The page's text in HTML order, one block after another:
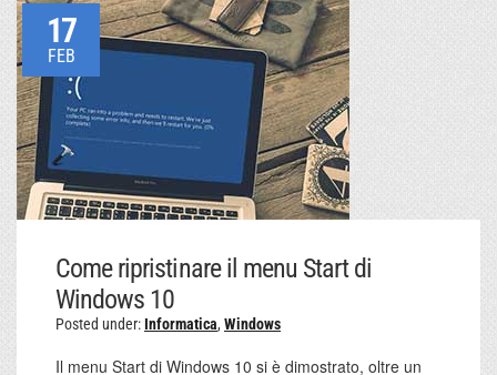
17
FEB
Come ripristinare il menu Start di
Windows 10
Posted under:Informatica, Windows
Il menu Start di Windows 10 si è dimostrato, oltre un